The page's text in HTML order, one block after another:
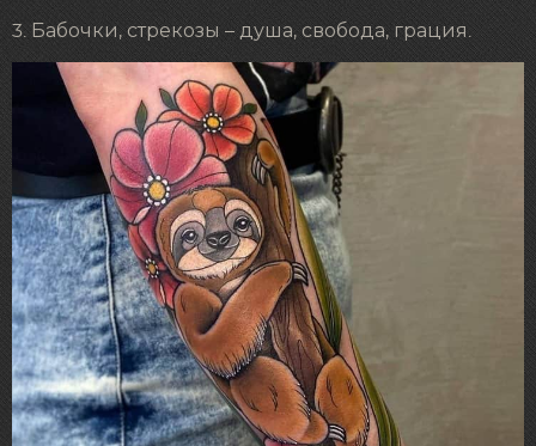
Бабочки, стрекозы – душа, свобода, грация.